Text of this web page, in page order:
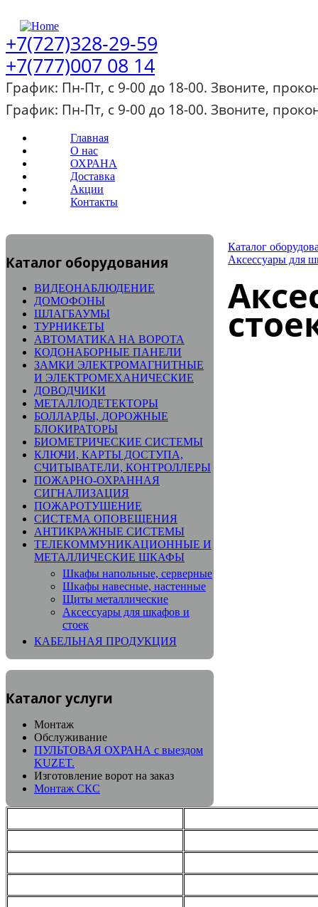
+7(727)328-29-59
+7(777)007 08 14
График: Пн-Пт, с 9-00 до 18-00. Звоните,
График: Пн-Пт, с 9-00 до 18-00. Звоните,
Главная
О нас
ОХРАНА
Доставка
Акции
Контакты
Каталог оборудования
ВИДЕОНАБЛЮДЕНИЕ
ДОМОФОНЫ
ШЛАГБАУМЫ
ТУРНИКЕТЫ
АВТОМАТИКА НА ВОРОТА
КОДОНАБОРНЫЕ ПАНЕЛИ
ЗАМКИ ЭЛЕКТРОМАГНИТНЫЕ
И ЭЛЕКТРОМЕХАНИЧЕСКИЕ
ДОВОДЧИКИ
МЕТАЛЛОДЕТЕКТОРЫ
БОЛЛАРДЫ, ДОРОЖНЫЕ
БЛОКИРАТОРЫ
БИОМЕТРИЧЕСКИЕ СИСТЕМЫ
КЛЮЧИ, КАРТЫ ДОСТУПА,
СЧИТЫВАТЕЛИ, КОНТРОЛЛЕРЫ
ПОЖАРНО-ОХРАННАЯ
СИГНАЛИЗАЦИЯ
ПОЖАРОТУШЕНИЕ
СИСТЕМА ОПОВЕЩЕНИЯ
АНТИКРАЖНЫЕ СИСТЕМЫ
ТЕЛЕКОММУНИКАЦИОННЫЕ И
МЕТАЛЛИЧЕСКИЕ ШКАФЫ
Шкафы напольные, серверные
Шкафы навесные, настенные
Щиты металлические
Аксессуары для шкафов и
стоек
КАБЕЛЬНАЯ ПРОДУКЦИЯ
Каталог услуги
Монтаж
Обслуживание
ПУЛЬТОВАЯ ОХРАНА с выездом
KUZET.
Изготовление ворот на заказ
Монтаж СКС
Каталог
Аксессуары для